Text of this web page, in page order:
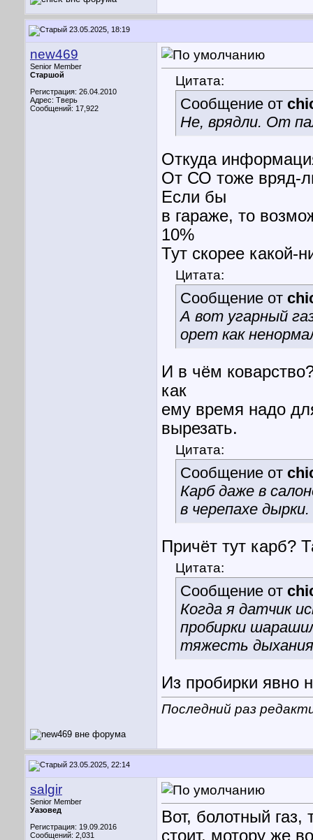
23.05.2025, 18:19
new469
Senior Member
Старшой
Регистрация: 26.04.2010
Адрес: Тверь
Сообщений: 17,922
Цитата:
Сообщение от
Не, врядли. От
Откуда
От СО тоже вряд-
Если бы
в гараже, то
10%
Тут скорее какой-
Цитата:
Сообщение от
А вот угарный
орет как
И в чём
как
ему время надо
вырезать.
Цитата:
Сообщение от
Карб даже в
в черепахе дырки.
Причёт тут карб?
Цитата:
Сообщение от
Когда я датчик
пробирки
тяжесть
Из пробирки
Последний раз
23.05.2025, 22:14
salgir
Senior Member
Уазовед
Регистрация: 19.09.2016
Сообщений: 2,031
Вот, болотный
стоит, мотору же